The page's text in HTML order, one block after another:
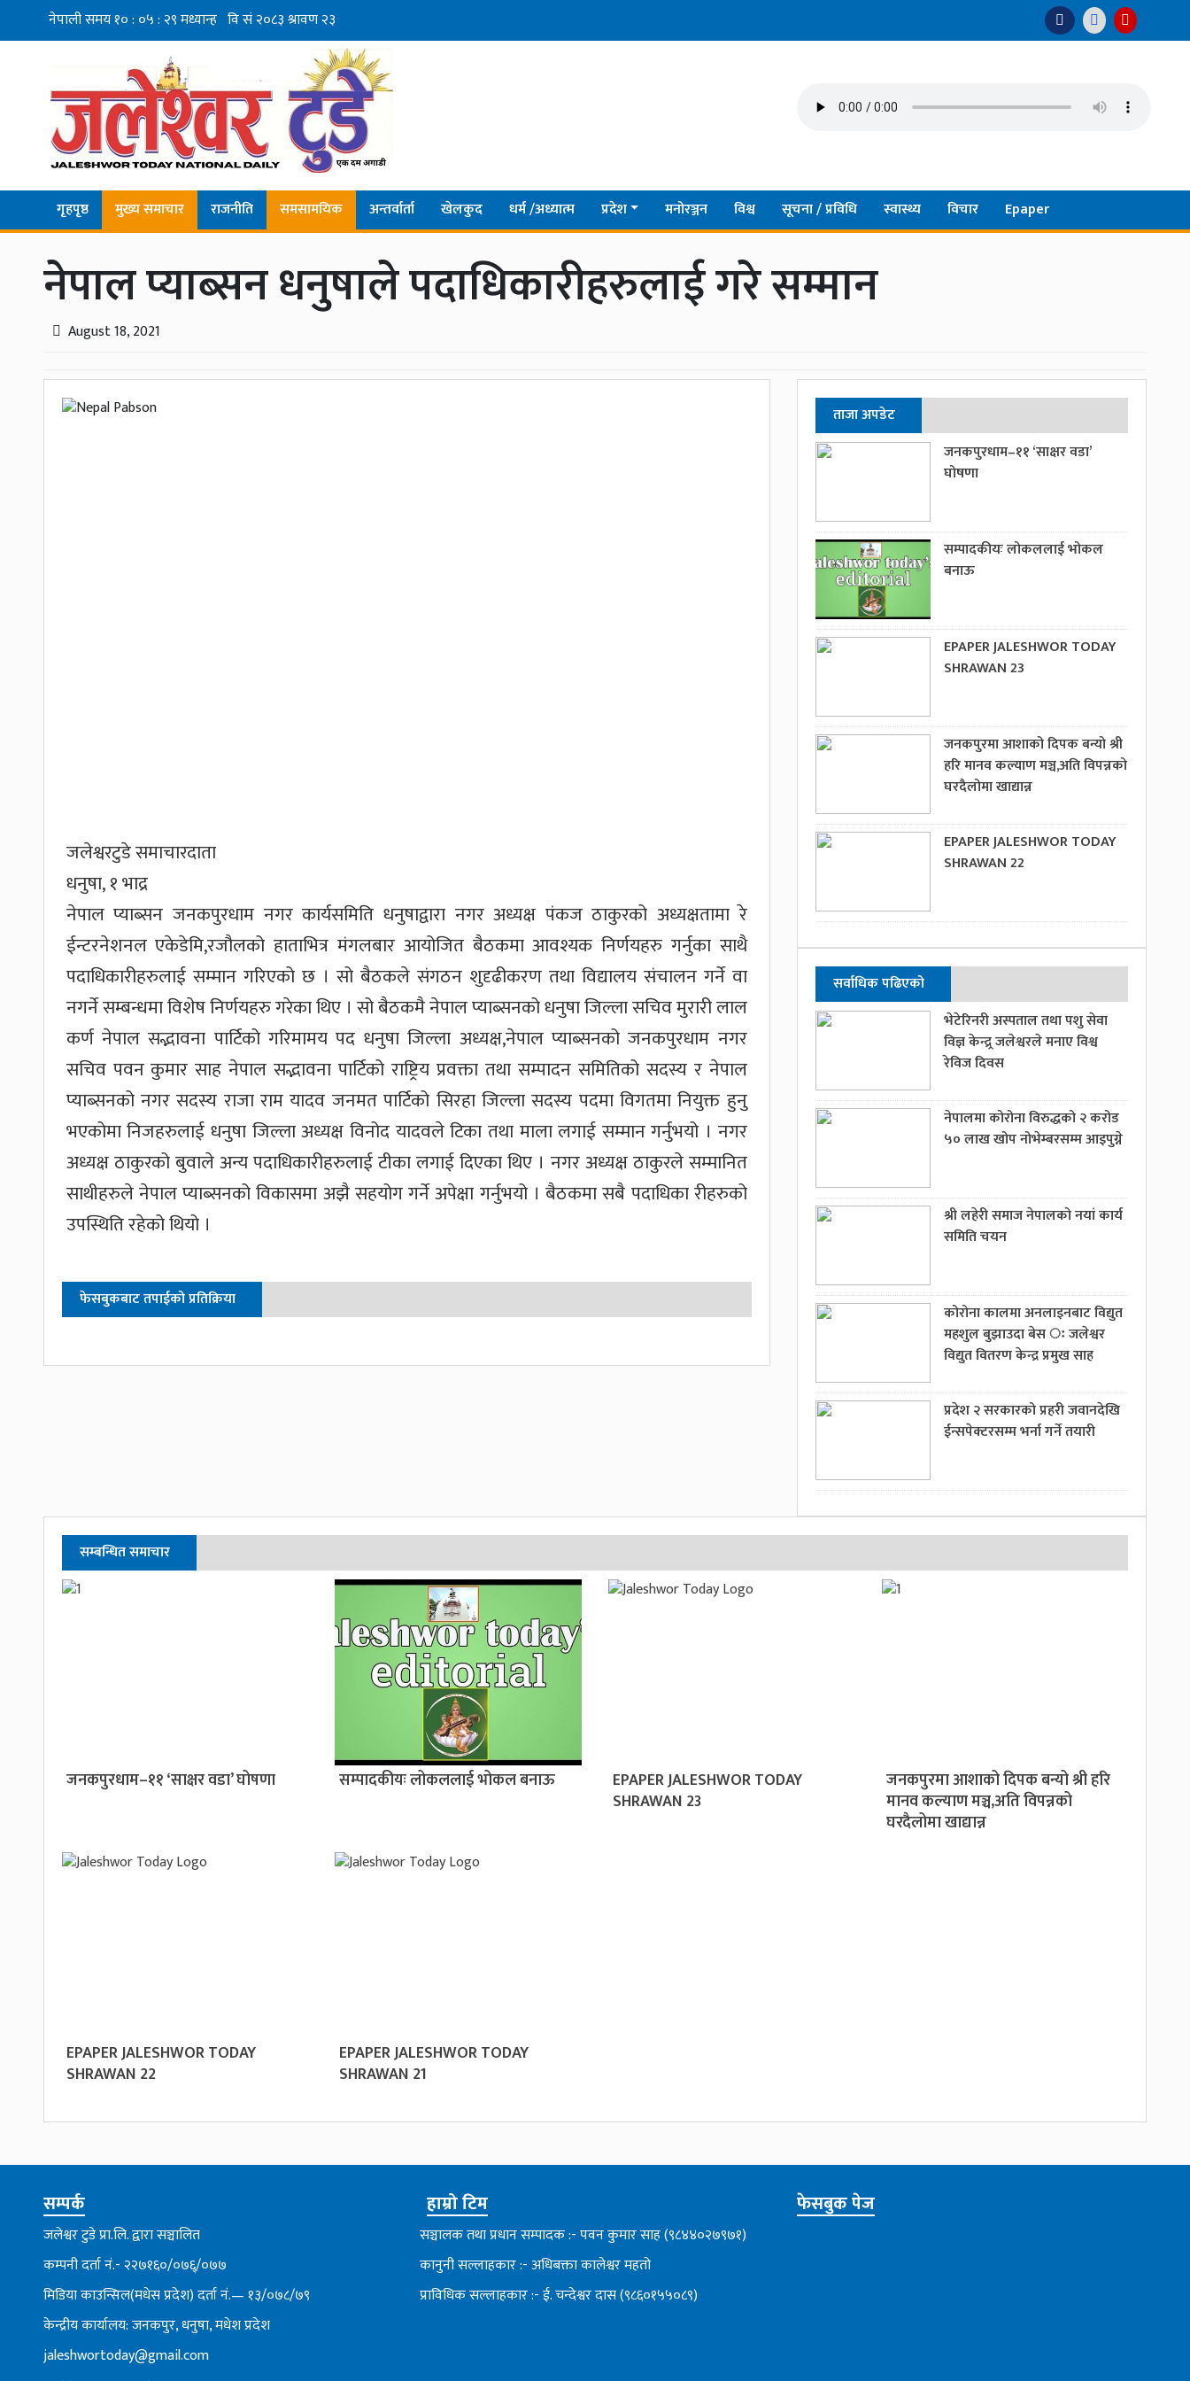
गृहपृष्ठ मुख्य समाचार राजनीति समसामयिक अन्तर्वार्ता खेलकुद धर्म /अध्यात्म प्रदेश मनोरञ्जन विश्व सूचना / प्रविधि स्वास्थ्य विचार Epaper
नेपाल प्याब्सन धनुषाले पदाधिकारीहरुलाई गरे सम्मान
August 18, 2021
जलेश्वरटुडे समाचारदाता
धनुषा, १ भाद्र
नेपाल प्याब्सन जनकपुरधाम नगर कार्यसमिति धनुषाद्वारा नगर अध्यक्ष पंकज ठाकुरको अध्यक्षतामा रे
ईन्टरनेशनल एकेडेमि,रजौलको हाताभित्र मंगलबार आयोजित बैठकमा आवश्यक निर्णयहरु गर्नुका साथै
पदाधिकारीहरुलाई सम्मान गरिएको छ । सो बैठकले संगठन शुदृढीकरण तथा विद्यालय संचालन गर्ने वा
नगर्ने सम्बन्धमा विशेष निर्णयहरु गरेका थिए । सो बैठकमै नेपाल प्याब्सनको धनुषा जिल्ला सचिव मुरारी लाल
कर्ण नेपाल सद्भावना पार्टिको गरिमामय पद धनुषा जिल्ला अध्यक्ष,नेपाल प्याब्सनको जनकपुरधाम नगर
सचिव पवन कुमार साह नेपाल सद्भावना पार्टिको राष्ट्रिय प्रवक्ता तथा सम्पादन समितिको सदस्य र नेपाल
प्याब्सनको नगर सदस्य राजा राम यादव जनमत पार्टिको सिरहा जिल्ला सदस्य पदमा विगतमा नियुक्त हुनु
भएकोमा निजहरुलाई धनुषा जिल्ला अध्यक्ष विनोद यादवले टिका तथा माला लगाई सम्मान गर्नुभयो । नगर
अध्यक्ष ठाकुरको बुवाले अन्य पदाधिकारीहरुलाई टीका लगाई दिएका थिए । नगर अध्यक्ष ठाकुरले सम्मानित
साथीहरुले नेपाल प्याब्सनको विकासमा अझै सहयोग गर्ने अपेक्षा गर्नुभयो । बैठकमा सबै पदाधिका रीहरुको
उपस्थिति रहेको थियो ।
फेसबुकबाट तपाईको प्रतिक्रिया
ताजा अपडेट
जनकपुरधाम–११ ‘साक्षर वडा’
घोषणा
सम्पादकीयः लोकललाई भोकल
बनाऊ
EPAPER JALESHWOR TODAY
SHRAWAN 23
जनकपुरमा आशाको दिपक बन्यो श्री
हरि मानव कल्याण मञ्च,अति विपन्नको
घरदैलोमा खाद्यान्न
EPAPER JALESHWOR TODAY
SHRAWAN 22
सर्वाधिक पढिएको
भेटेरिनरी अस्पताल तथा पशु सेवा
विज्ञ केन्द्र्र जलेश्वरले मनाए विश्व
रेविज दिवस
नेपालमा कोरोना विरुद्धको २ करोड
५० लाख खोप नोभेम्बरसम्म आइपुग्ने
श्री लहेरी समाज नेपालको नयां कार्य
समिति चयन
कोरोना कालमा अनलाइनबाट विद्युत
महशुल बुझाउदा बेस ः जलेश्वर
विद्युत वितरण केन्द्र प्रमुख साह
प्रदेश २ सरकारको प्रहरी जवानदेखि
ईन्सपेक्टरसम्म भर्ना गर्ने तयारी
सम्बन्धित समाचार
जनकपुरधाम–११ ‘साक्षर वडा’ घोषणा सम्पादकीयः लोकललाई भोकल बनाऊ
EPAPER JALESHWOR TODAY
SHRAWAN 23
जनकपुरमा आशाको दिपक बन्यो श्री हरि
मानव कल्याण मञ्च,अति विपन्नको
घरदैलोमा खाद्यान्न
EPAPER JALESHWOR TODAY
SHRAWAN 22
EPAPER JALESHWOR TODAY
SHRAWAN 21
सम्पर्क
जलेश्वर टुडे प्रा.लि. द्वारा सञ्चालित
कम्पनी दर्ता नं.- २२७१६०/०७६्/०७७
मिडिया काउन्सिल(मधेस प्रदेश) दर्ता नं.— १३/०७८/७९
केन्द्रीय कार्यालय: जनकपुर, धनुषा, मधेश प्रदेश
jaleshwortoday@gmail.com
हाम्रो टिम
सञ्चालक तथा प्रधान सम्पादक :- पवन कुमार साह (९८४४०२७९७१)
कानुनी सल्लाहकार :- अधिबक्ता कालेश्वर महतो
प्राविधिक सल्लाहकार :- ई. चन्देश्वर दास (९८६०१५५०८९)
फेसबुक पेज